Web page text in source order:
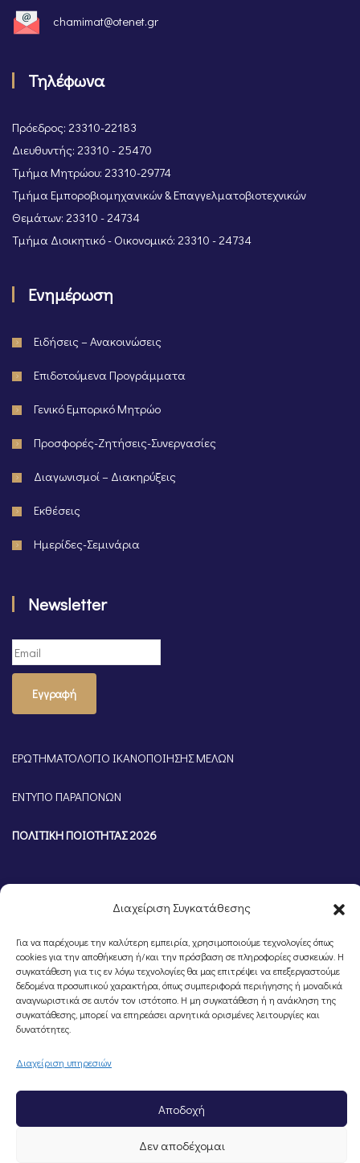
Διαχείριση Συγκατάθεσης
Για να παρέχουμε την καλύτερη εμπειρία, χρησιμοποιούμε τεχνολογίες όπως
cookies για την αποθήκευση ή/και την πρόσβαση σε πληροφορίες συσκευών. Η
συγκατάθεση για τις εν λόγω τεχνολογίες θα μας επιτρέψει να επεξεργαστούμε
δεδομένα προσωπικού χαρακτήρα, όπως συμπεριφορά περιήγησης ή μοναδικά
αναγνωριστικά σε αυτόν τον ιστότοπο. Η μη συγκατάθεση ή η ανάκληση της
συγκατάθεσης, μπορεί να επηρεάσει αρνητικά ορισμένες λειτουργίες και
δυνατότητες.
Διαχείριση υπηρεσιών
Αποδοχή
Δεν αποδέχομαι
chamimat@otenet.gr
Τηλέφωνα
Πρόεδρος: 23310-22183
Διευθυντής: 23310 - 25470
Τμήμα Μητρώου: 23310-29774
Τμήμα Εμποροβιομηχανικών & Επαγγελματοβιοτεχνικών
Θεμάτων: 23310 - 24734
Τμήμα Διοικητικό - Οικονομικό: 23310 - 24734
Ενημέρωση
Ειδήσεις – Ανακοινώσεις
Επιδοτούμενα Προγράμματα
Γενικό Εμπορικό Μητρώο
Προσφορές-Ζητήσεις-Συνεργασίες
Διαγωνισμοί – Διακηρύξεις
Εκθέσεις
Ημερίδες-Σεμινάρια
Newsletter
Εγγραφή
ΕΡΩΤΗΜΑΤΟΛΟΓΙΟ ΙΚΑΝΟΠΟΙΗΣΗΣ ΜΕΛΩΝ
ΕΝΤΥΠΟ ΠΑΡΑΠΟΝΩΝ
ΠΟΛΙΤΙΚΗ ΠΟΙΟΤΗΤΑΣ 2026
©Portal Επιμελητηρίου Ημαθίας, Powered byKnowledge A.E.